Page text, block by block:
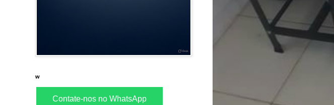
w
Contate-nos no WhatsApp